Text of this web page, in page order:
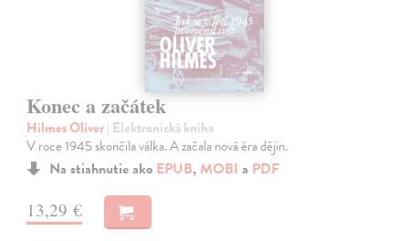
Konec a začátek
Hilmes Oliver| Elektronická kniha
V roce 1945 skončila válka. A začala nová éra dějin.
Na stiahnutie ako EPUB, MOBI a PDF
13,29 €